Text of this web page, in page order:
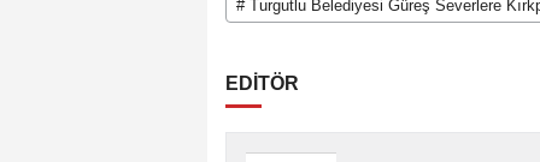
# Turgutlu Belediyesi Güreş Severlere
EDİTÖR